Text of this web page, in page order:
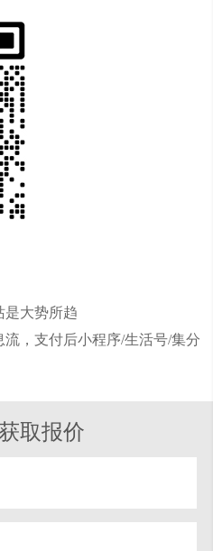
是大势所趋
，支付后小程序/生活号/集分
取报价